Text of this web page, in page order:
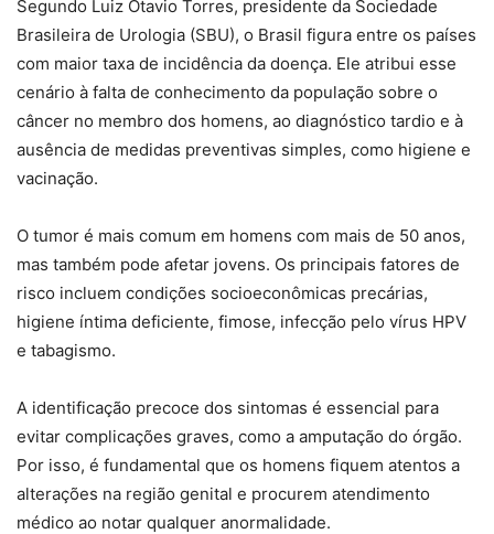
Segundo Luiz Otavio Torres, presidente da Sociedade
Brasileira de Urologia (SBU), o Brasil figura entre os países
com maior taxa de incidência da doença. Ele atribui esse
cenário à falta de conhecimento da população sobre o
câncer no membro dos homens, ao diagnóstico tardio e à
ausência de medidas preventivas simples, como higiene e
vacinação.
O tumor é mais comum em homens com mais de 50 anos,
mas também pode afetar jovens. Os principais fatores de
risco incluem condições socioeconômicas precárias,
higiene íntima deficiente, fimose, infecção pelo vírus HPV
e tabagismo.
A identificação precoce dos sintomas é essencial para
evitar complicações graves, como a amputação do órgão.
Por isso, é fundamental que os homens fiquem atentos a
alterações na região genital e procurem atendimento
médico ao notar qualquer anormalidade.